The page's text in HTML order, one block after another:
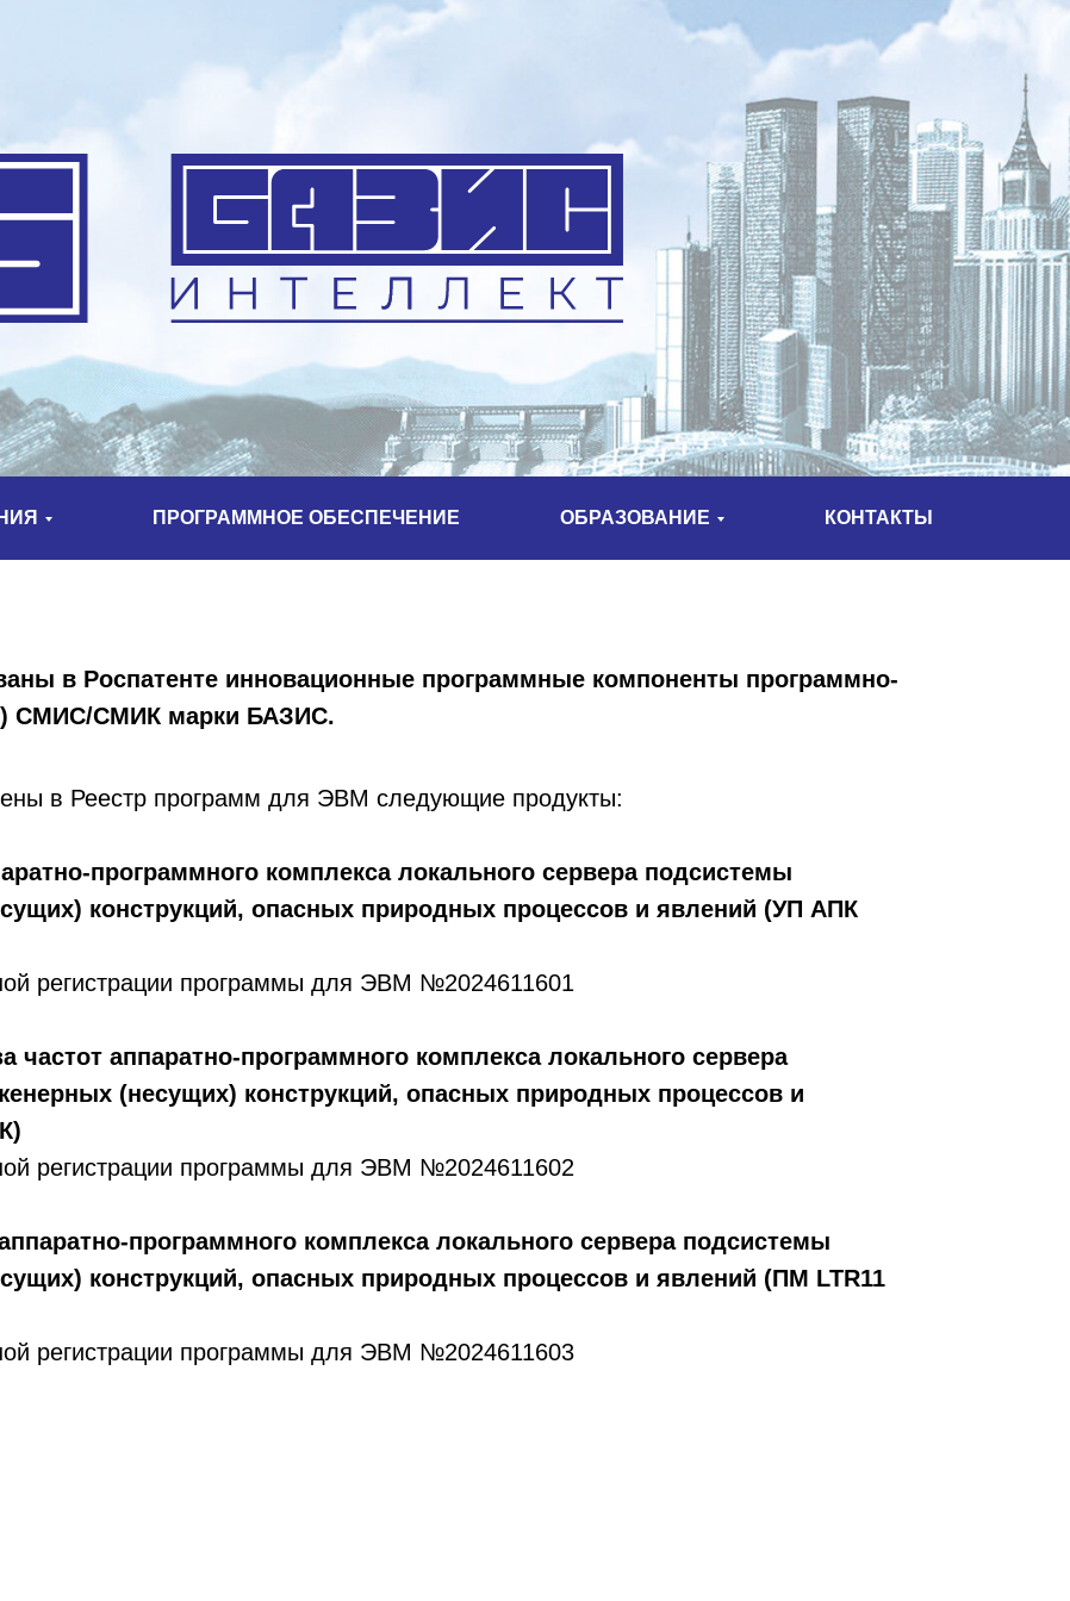
ПРОГРАММНОЕ ОБЕСПЕЧЕНИЕ ОБРАЗОВАНИЕ КОНТАКТЫ
в Роспатенте инновационные программные компоненты программно-
СМИС/СМИК марки БАЗИС.
в Реестр программ для ЭВМ следующие продукты:
программного комплекса локального сервера подсистемы
конструкций, опасных природных процессов и явлений (УП АПК
регистрации программы для ЭВМ №2024611601
аппаратно-программного комплекса локального сервера
(несущих) конструкций, опасных природных процессов и
регистрации программы для ЭВМ №2024611602
программного комплекса локального сервера подсистемы
конструкций, опасных природных процессов и явлений (ПМ LTR11
регистрации программы для ЭВМ №2024611603